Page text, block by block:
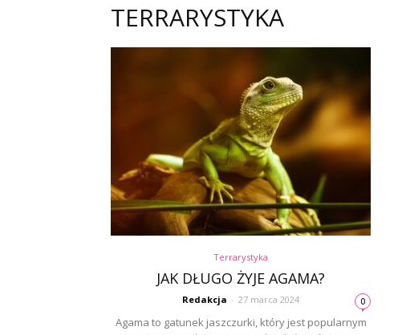
TERRARYSTYKA
Terrarystyka
JAK DŁUGO ŻYJE AGAMA?
Redakcja - 27 marca 2024 0
Agama to gatunek jaszczurki, który jest popularnym